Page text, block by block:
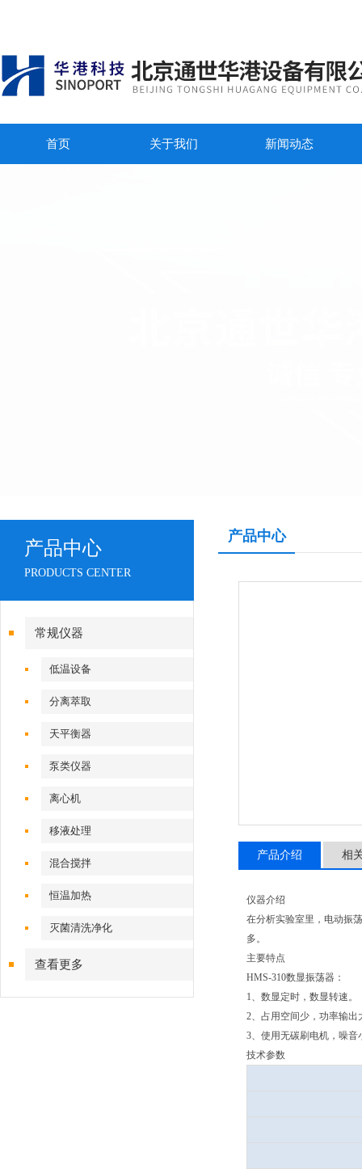
首页 关于我们 新闻动态
产品中心
PRODUCTS CENTER
常规仪器
低温设备
分离萃取
天平衡器
泵类仪器
离心机
移液处理
混合搅拌
恒温加热
灭菌清洗净化
查看更多
产品中心
产品介绍 相
仪器介绍
在分析实验室里，电动振
多。
主要特点
HMS-310数显振荡器：
1、数显定时，数显转速。
2、占用空间少，功率输
3、使用无碳刷电机，噪音
技术参数